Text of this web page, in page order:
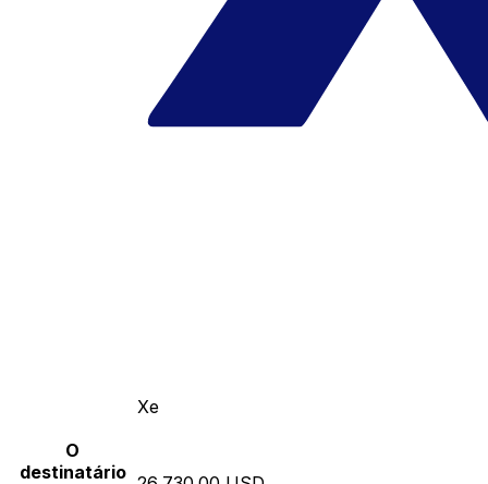
Xe
O
destinatário